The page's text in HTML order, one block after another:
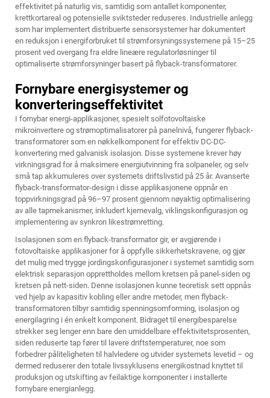
effektivitet på naturlig vis, samtidig som antallet komponenter,
krettkortareal og potensielle sviktsteder reduseres. Industrielle anlegg
som har implementert distribuerte sensorsystemer har dokumentert
en reduksjon i energiforbruket til strømforsyningssystemene på 15–25
prosent ved overgang fra eldre lineære regulatorløsninger til
optimaliserte strømforsyninger basert på flyback-transformatorer.
Fornybare energisystemer og
konverteringseffektivitet
I fornybar energi-applikasjoner, spesielt solfotovoltaiske
mikroinvertere og strømoptimalisatorer på panelnivå, fungerer flyback-
transformatorer som en nøkkelkomponent for effektiv DC-DC-
konvertering med galvanisk isolasjon. Disse systemene krever høy
virkningsgrad for å maksimere energiutvinning fra solpaneler, og selv
små tap akkumuleres over systemets driftslivstid på 25 år. Avanserte
flyback-transformator-design i disse applikasjonene oppnår en
toppvirkningsgrad på 96–97 prosent gjennom nøyaktig optimalisering
av alle tapmekanismer, inkludert kjernevalg, viklingskonfigurasjon og
implementering av synkron likestrømretting.
Isolasjonen som en flyback-transformator gir, er avgjørende i
fotovoltaiske applikasjoner for å oppfylle sikkerhetskravene, og gjør
det mulig med trygge jordingskonfigurasjoner i systemet samtidig som
elektrisk separasjon opprettholdes mellom kretsen på panel-siden og
kretsen på nett-siden. Denne isolasjonen kunne teoretisk sett oppnås
ved hjelp av kapasitiv kobling eller andre metoder, men flyback-
transformatoren tilbyr samtidig spenningsomforming, isolasjon og
energilagring i én enkelt komponent. Bidraget til energibesparelse
strekker seg lenger enn bare den umiddelbare effektivitetsprosenten,
siden reduserte tap fører til lavere driftstemperaturer, noe som
forbedrer påliteligheten til halvledere og utvider systemets levetid – og
dermed reduserer den totale livssyklusens energikostnad knyttet til
produksjon og utskifting av feilaktige komponenter i installerte
fornybare energianlegg.